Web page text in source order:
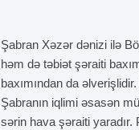
Şabran Xəzər dənizi ilə
həm də təbiət şəraiti
baxımından da
Şabranın iqlimi əsasən
sərin hava şəraiti yaradır.